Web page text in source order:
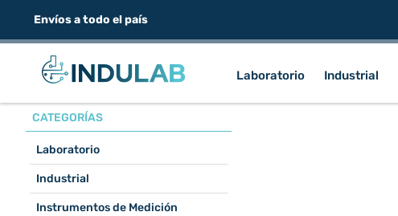
Envíos a todo el país
Laboratorio Industrial
CATEGORÍAS
Laboratorio
Industrial
Instrumentos de Medición